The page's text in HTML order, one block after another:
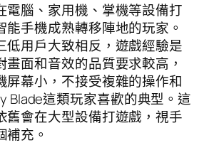
電腦、家用機、掌機等設備打
能手機成熟轉移陣地的玩家。
低用戶大致相反，遊戲經驗是
畫面和音效的品質要求較高，
屏幕小，不接受複雜的操作和
Blade這類玩家喜歡的典型。這
舊會在大型設備打遊戲，視手
補充。